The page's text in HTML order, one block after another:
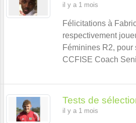
il y a 1 mois
Félicitations à
respectivement
Féminines R2,
CCFISE Coach
Tests de
il y a 1 mois